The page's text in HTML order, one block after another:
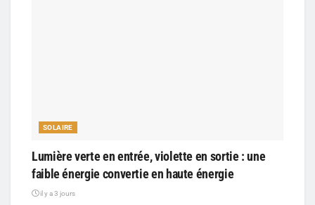
SOLAIRE
Lumière verte en entrée, violette en sortie : une
faible énergie convertie en haute énergie
il y a 3 jours